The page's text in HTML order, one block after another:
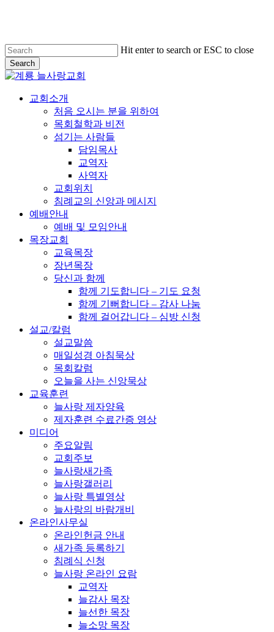
content
Hit enter to search or ESC to close
Search
Close
search
Menu
교회소개
처음 오시는 분을 위하여
목회철학과 비전
섬기는 사람들
담임목사
교역자
사역자
교회위치
침례교의 신앙과 메시지
예배안내
예배 및 모임안내
목장교회
교육목장
장년목장
당신과 함께
함께 기도합니다 – 기도 요청
함께 기뻐합니다 – 감사 나눔
함께 걸어갑니다 – 심방 신청
설교/칼럼
설교말씀
매일성경 아침묵상
목회칼럼
오늘을 사는 신앙묵상
교육훈련
늘사랑 제자양육
제자훈련 수료간증 영상
미디어
주요알림
교회주보
늘사랑새가족
늘사랑갤러리
늘사랑 특별영상
늘사랑의 바람개비
온라인사무실
온라인헌금 안내
새가족 등록하기
침례식 신청
늘사랑 온라인 요람
교역자
늘감사 목장
늘선한 목장
늘소망 목장